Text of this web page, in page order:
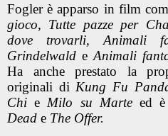
Fogler è apparso in film
gioco, Tutte pazze per
dove trovarli, Animali
Grindelwalde Animali
Ha anche prestato la
originali di Kung Fu
Chie Milo su Marteed è
Dead e The Offer.